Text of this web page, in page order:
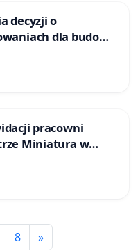
decyzji o
dla budowy
„Krynki” w
ochrony
pracowni
Miniatura w
8 »